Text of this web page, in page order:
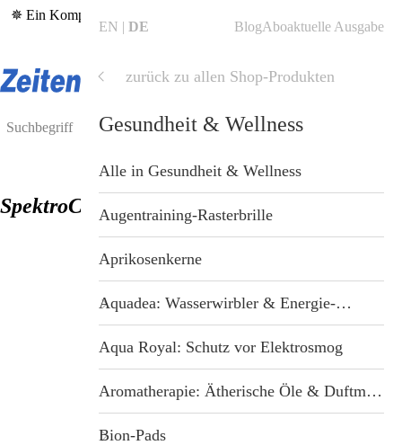
✵ Ein Kompass in bewegten Zeiten – die aktuelle
SpektroChrom-Brille 'Orange'
EN DE BlogAboaktuelle Ausgabe
zurück zu allen Shop-Produkten
Shop
ZeitenSchrift Startseite
Stichwortverzeichnis
Shop
Hefte & Abos
Nahrungsergänzung
Gesundheit & Wellness
Geschenkideen
Gesundheit & Wellness
Alle in Gesundheit & Wellness
Augentraining-Rasterbrille
Aprikosenkerne
Aquadea: Wasserwirbler & Energie-Duschen
Aqua Royal: Schutz vor Elektrosmog
Aromatherapie: Ätherische Öle & Duftmischungen
Bion-Pads